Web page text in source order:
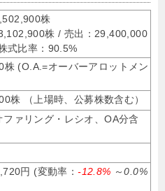
株
3,102,900株 / 売出：29,400,000
式比率：90.5%
株 (O.A.=オーバーアロットメン
株 （上場時、公募株数含む）
ァリング・レシオ、OA分含
円 (変動率：-12.8% ～0.0%